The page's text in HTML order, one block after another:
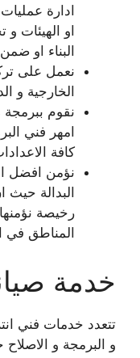
ادارة
او الهيئات
البناء او
نعمل على
الخارجية و
نقوم
امهر فني
كافة
نؤمن افضل
البدالة
رخيصة
المناطق في
خدمة
تتعدد خدمات فني
و البرمجة و